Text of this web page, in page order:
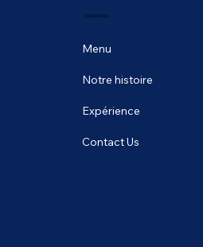
Menu
Notre histoire
Expérience
Contact Us
NAVIGATION